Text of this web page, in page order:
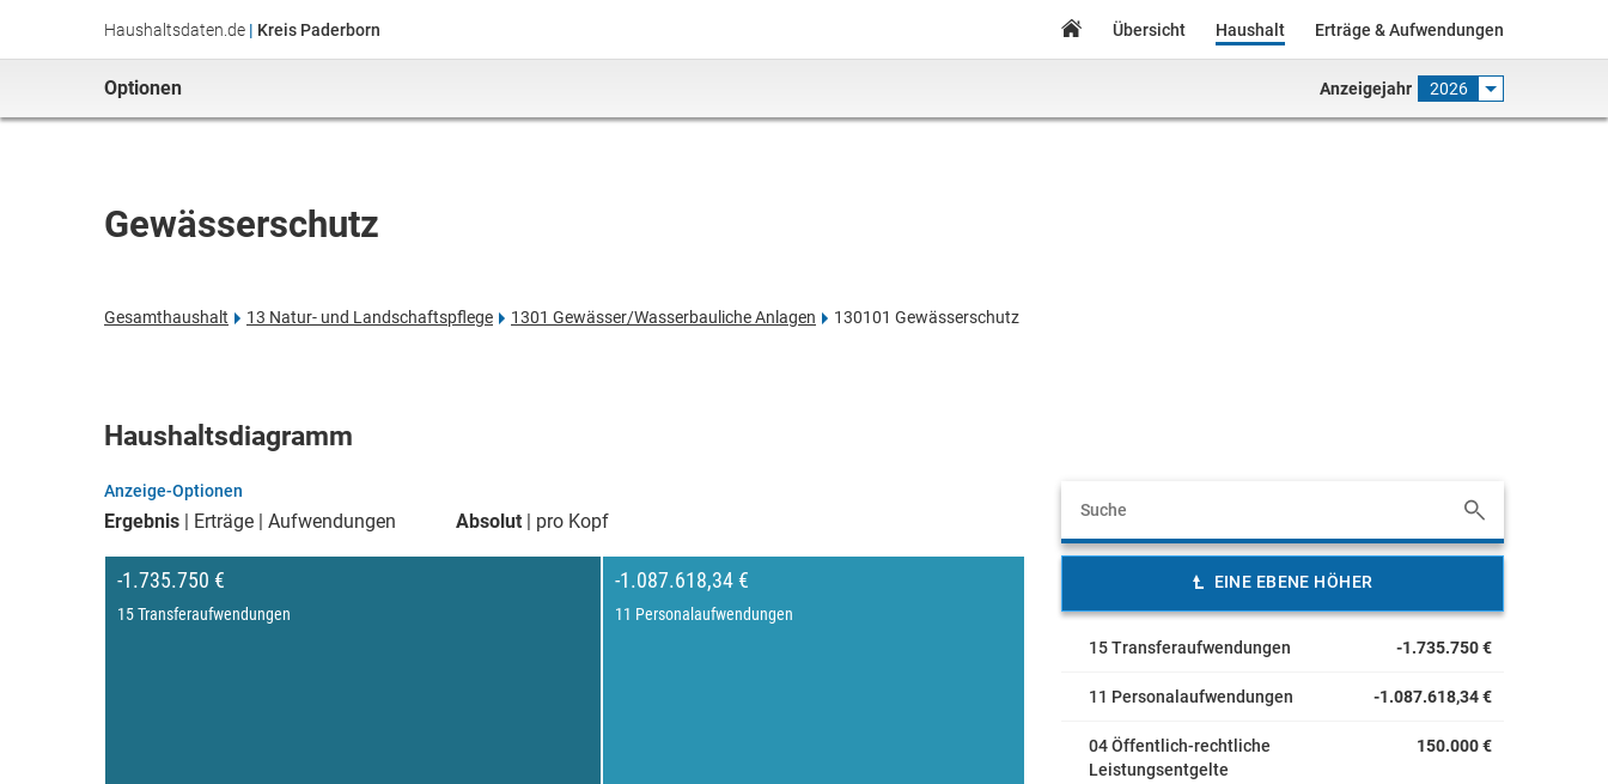
Haushaltsdaten.de | Kreis Paderborn Übersicht Haushalt Erträge & Aufwendungen
Optionen Anzeigejahr 2026
Gewässerschutz
Gesamthaushalt 13 Natur- und Landschaftspflege 1301 Gewässer/Wasserbauliche Anlagen 130101 Gewässerschutz
Haushaltsdiagramm
Anzeige-Optionen
Ergebnis Erträge Aufwendungen Absolut pro Kopf
-1.735.750 €
15 Transferaufwendungen
-1.087.618,34 €
11 Personalaufwendungen
EINE EBENE HÖHER
15 Transferaufwendungen -1.735.750 €
11 Personalaufwendungen -1.087.618,34 €
04 Öffentlich-rechtliche
Leistungsentgelte
150.000 €